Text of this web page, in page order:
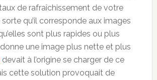
de rafraîchissement de votre
qu’il corresponde aux images
sont plus rapides ou plus
une image plus nette et plus
devait à l’origine se charger de ce
cette solution provoquait de